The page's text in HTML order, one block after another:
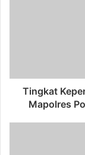
Tingkat
Mapolres